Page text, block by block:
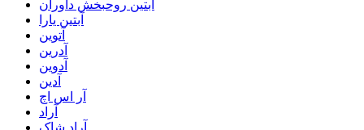
آبتین روحبخش داوران
آبتین یارا
آتوین
آدرین
آدوین
آدین
آر اس اچ
آراد
آراد شاک